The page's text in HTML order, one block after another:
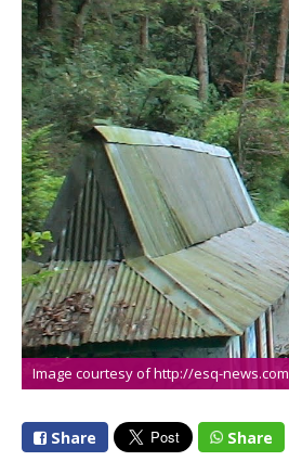
Image courtesy of http://esq-news.com
Share Share